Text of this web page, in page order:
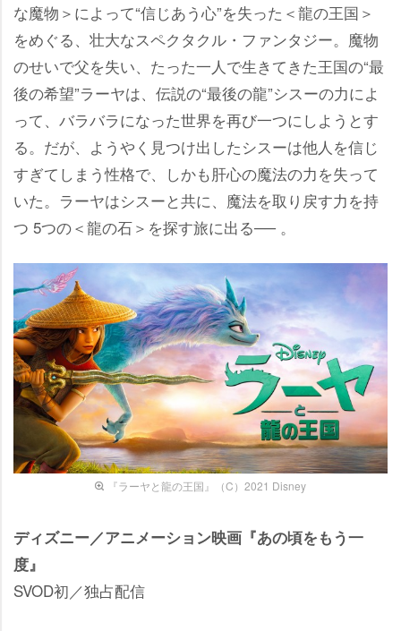
な魔物＞によって“信じあう心”を失った＜龍の王国＞
をめぐる、壮大なスペクタクル・ファンタジー。魔物
のせいで父を失い、たった一人で生きてきた王国の“最
後の希望”ラーヤは、伝説の“最後の龍”シスーの力によ
って、バラバラになった世界を再び一つにしようとす
る。だが、ようやく見つけ出したシスーは他人を信じ
すぎてしまう性格で、しかも肝心の魔法の力を失って
いた。ラーヤはシスーと共に、魔法を取り戻す力を持
つ 5つの＜龍の石＞を探す旅に出る── 。
『ラーヤと龍の王国』（C）2021 Disney
ディズニー／アニメーション映画『あの頃をもう一
度』
SVOD初／独占配信